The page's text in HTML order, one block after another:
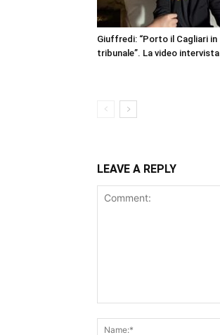
Giuffredi: “Porto il Cagliari in
tribunale”. La video intervista
LEAVE A REPLY